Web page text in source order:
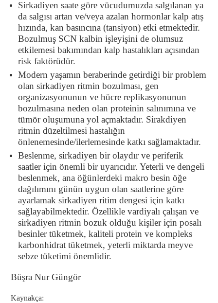
Sirkadiyen saate göre vücudumuzda salgılanan ya
da salgısı artan ve/veya azalan hormonlar kalp atış
hızında, kan basıncına (tansiyon) etki etmektedir.
Bozulmuş SCN kalbin işleyişini de olumsuz
etkilemesi bakımından kalp hastalıkları açısından
risk faktörüdür.
Modern yaşamın beraberinde getirdiği bir problem
olan sirkadiyen ritmin bozulması, gen
organizasyonunun ve hücre replikasyonunun
bozulmasına neden olan proteinin salınımına ve
tümör oluşumuna yol açmaktadır. Sirakdiyen
ritmin düzeltilmesi hastalığın
önlenemesinde/ilerlemesinde katkı sağlamaktadır.
Beslenme, sirkadiyen bir olaydır ve periferik
saatler için önemli bir uyarıcıdır. Yeterli ve dengeli
beslenmek, ana öğünlerdeki makro besin öğe
dağılımını günün uygun olan saatlerine göre
ayarlamak sirkadiyen ritim dengesi için katkı
sağlayabilmektedir. Özellikle vardiyalı çalışan ve
sirkadiyen ritmin bozuk olduğu kişiler için posalı
besinler tüketmek, kaliteli protein ve kompleks
karbonhidrat tüketmek, yeterli miktarda meyve
sebze tüketimi önemlidir.
Büşra Nur Güngör
Kaynakça: